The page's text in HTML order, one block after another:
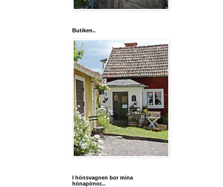
Butiken..
I hönsvagnen bor mina
hönapönor...